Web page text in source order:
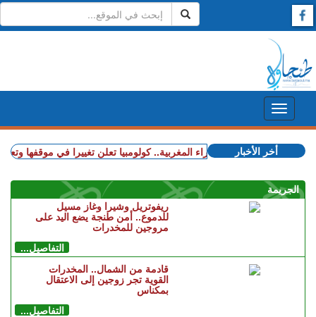
+ قضية الصحراء المغربية.. كولومبيا تعلن تغييرا في موقفها
أخر الأخبار
الجريمة
ريفوتريل وشيرا وغاز مسيل
للدموع.. أمن طنجة يضع اليد على
مروجين للمخدرات
التفاصيل...
قادمة من الشمال.. المخدرات
القوية تجر زوجين إلى الاعتقال
بمكناس
التفاصيل...